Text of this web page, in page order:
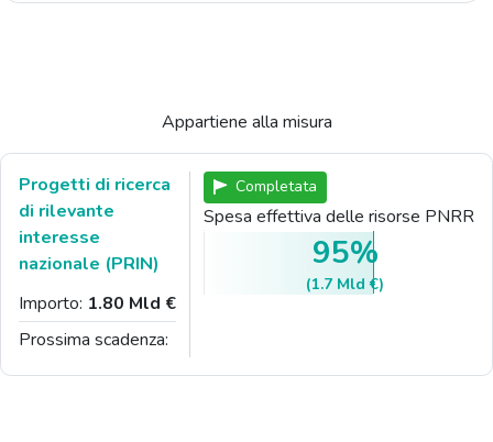
Appartiene alla misura
Progetti di ricerca
di rilevante
interesse
nazionale (PRIN)
Importo: 1.80 Mld €
Prossima scadenza:
Completata
Spesa effettiva delle risorse PNRR
95%
(1.7 Mld €)